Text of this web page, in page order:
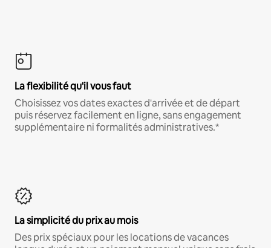
La flexibilité qu'il vous faut
Choisissez vos dates exactes d'arrivée et de départ
puis réservez facilement en ligne, sans engagement
supplémentaire ni formalités administratives.*
La simplicité du prix au mois
Des prix spéciaux pour les locations de vacances